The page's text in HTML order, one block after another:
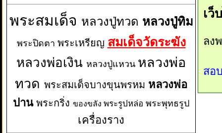
พระสมเด็จ หลวงปู่ทวด หลวงปู่ทิม
พระปิดตา พระเหรียญ สมเด็จวัดระฆัง
หลวงพ่อเงิน หลวงปู่แหวน หลวงพ่อ
ทวด พระสมเด็จบางขุนพรหม หลวงพ่อ
ปาน พระกริ่ง ของขลัง พระรูปหล่อ พระพุทธรูป
เครื่องราง
เว็
ลง
สอ